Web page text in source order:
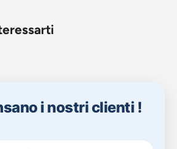
i nostri clienti !